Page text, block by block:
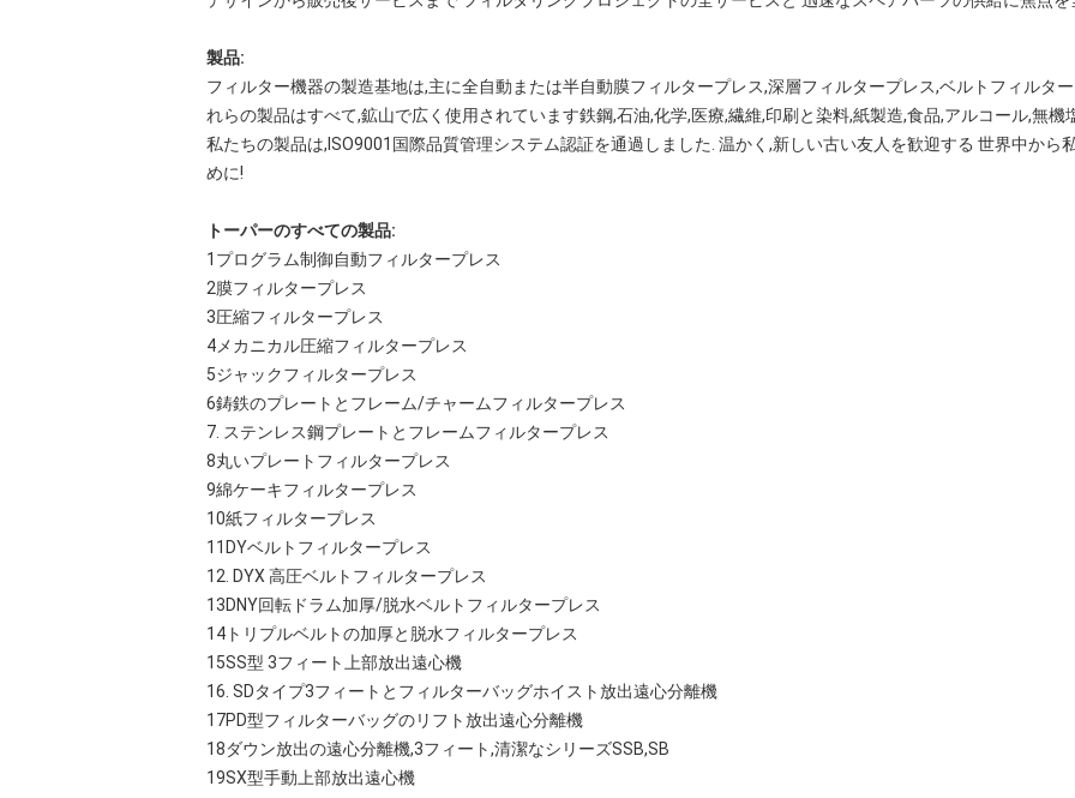
製品:
フィルター機器の製造基地は,主に全自動または半自動膜フィルタープレス,深層フィルタープレス,ベルトフィルタ
れらの製品はすべて,鉱山で広く使用されています鉄鋼,石油,化学,医療,繊維,印刷と染料,紙製造,食品,アルコール,無機
私たちの製品は,ISO9001国際品質管理システム認証を通過しました. 温かく,新しい古い友人を歓迎する 世界中から
めに!
トーパーのすべての製品:
1プログラム制御自動フィルタープレス
2膜フィルタープレス
3圧縮フィルタープレス
4メカニカル圧縮フィルタープレス
5ジャックフィルタープレス
6鋳鉄のプレートとフレーム/チャームフィルタープレス
7. ステンレス鋼プレートとフレームフィルタープレス
8丸いプレートフィルタープレス
9綿ケーキフィルタープレス
10紙フィルタープレス
11DYベルトフィルタープレス
12. DYX 高圧ベルトフィルタープレス
13DNY回転ドラム加厚/脱水ベルトフィルタープレス
14トリプルベルトの加厚と脱水フィルタープレス
15SS型 3フィート上部放出遠心機
16. SDタイプ3フィートとフィルターバッグホイスト放出遠心分離機
17PD型フィルターバッグのリフト放出遠心分離機
18ダウン放出の遠心分離機,3フィート,清潔なシリーズSSB,SB
19SX型手動上部放出遠心機